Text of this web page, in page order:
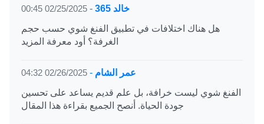
خالد 365 -
02/25/2025 00:45
هل هناك اختلافات في تطبيق الفنغ شوي حسب حجم
الغرفة؟ أود معرفة المزيد
عمر الشام -
02/26/2025 04:32
الفنغ شوي ليست خرافة، بل علم قديم يساعد على تحسين
جودة الحياة. أنصح الجميع بقراءة هذا المقال